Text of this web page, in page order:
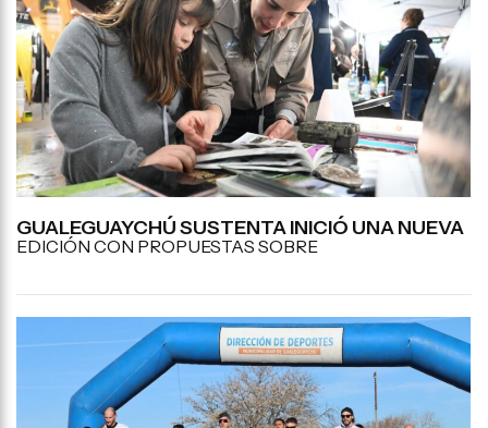
GUALEGUAYCHÚ SUSTENTA INICIÓ UNA NUEVA
EDICIÓN CON PROPUESTAS SOBRE